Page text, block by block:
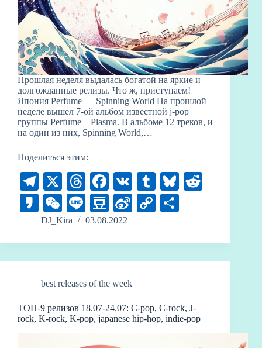
Прошлая неделя выдалась богатой на яркие и
долгожданные релизы. Что ж, приступаем!
Япония Perfume — Spinning World На прошлой
неделе вышел 7-ой альбом известной j-pop
группы Perfume – Plasma. В альбоме 12 треков, и
на один из них, Spinning World,…
Поделиться этим:
Te
le
gr
a
m
X
T
hr
ea
ds
Fa
ce
bo
ok
V
K
T
u
m
bl
r
Bl
y
t
K
ak
ao
W
e
C
ha
t
Li
ne
D
ou
ba
n
Si
W
ei
C
y
Li
ра
ви
DJ_Kira 03.08.2022
best releases of the week
ТОП-9 релизов 18.07-24.07: C-pop, C-rock, J-
rock, K-rock, K-pop, japanese hip-hop, indie-pop